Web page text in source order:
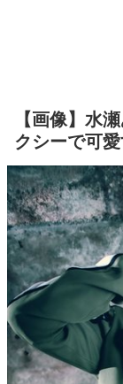
【画像】水
クシーで可